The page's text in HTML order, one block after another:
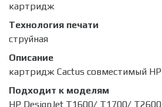
картридж
Технология печати
струйная
Описание
картридж Cactus совместимый HP
Подходит к моделям
HP DesignJet T1600/ T1700/ T2600